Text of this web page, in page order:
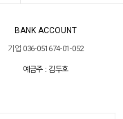
BANK ACCOUNT
기업 036-051674-01-052
예금주 : 김두호